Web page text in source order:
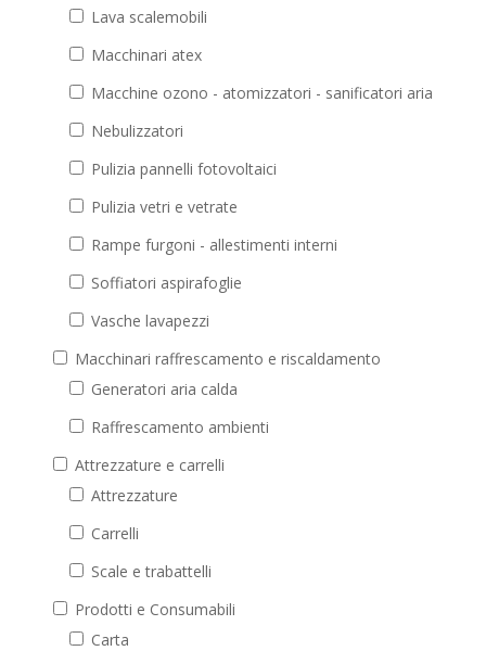
Lava scalemobili
Macchinari atex
Macchine ozono - atomizzatori - sanificatori aria
Nebulizzatori
Pulizia pannelli fotovoltaici
Pulizia vetri e vetrate
Rampe furgoni - allestimenti interni
Soffiatori aspirafoglie
Vasche lavapezzi
Macchinari raffrescamento e riscaldamento
Generatori aria calda
Raffrescamento ambienti
Attrezzature e carrelli
Attrezzature
Carrelli
Scale e trabattelli
Prodotti e Consumabili
Carta